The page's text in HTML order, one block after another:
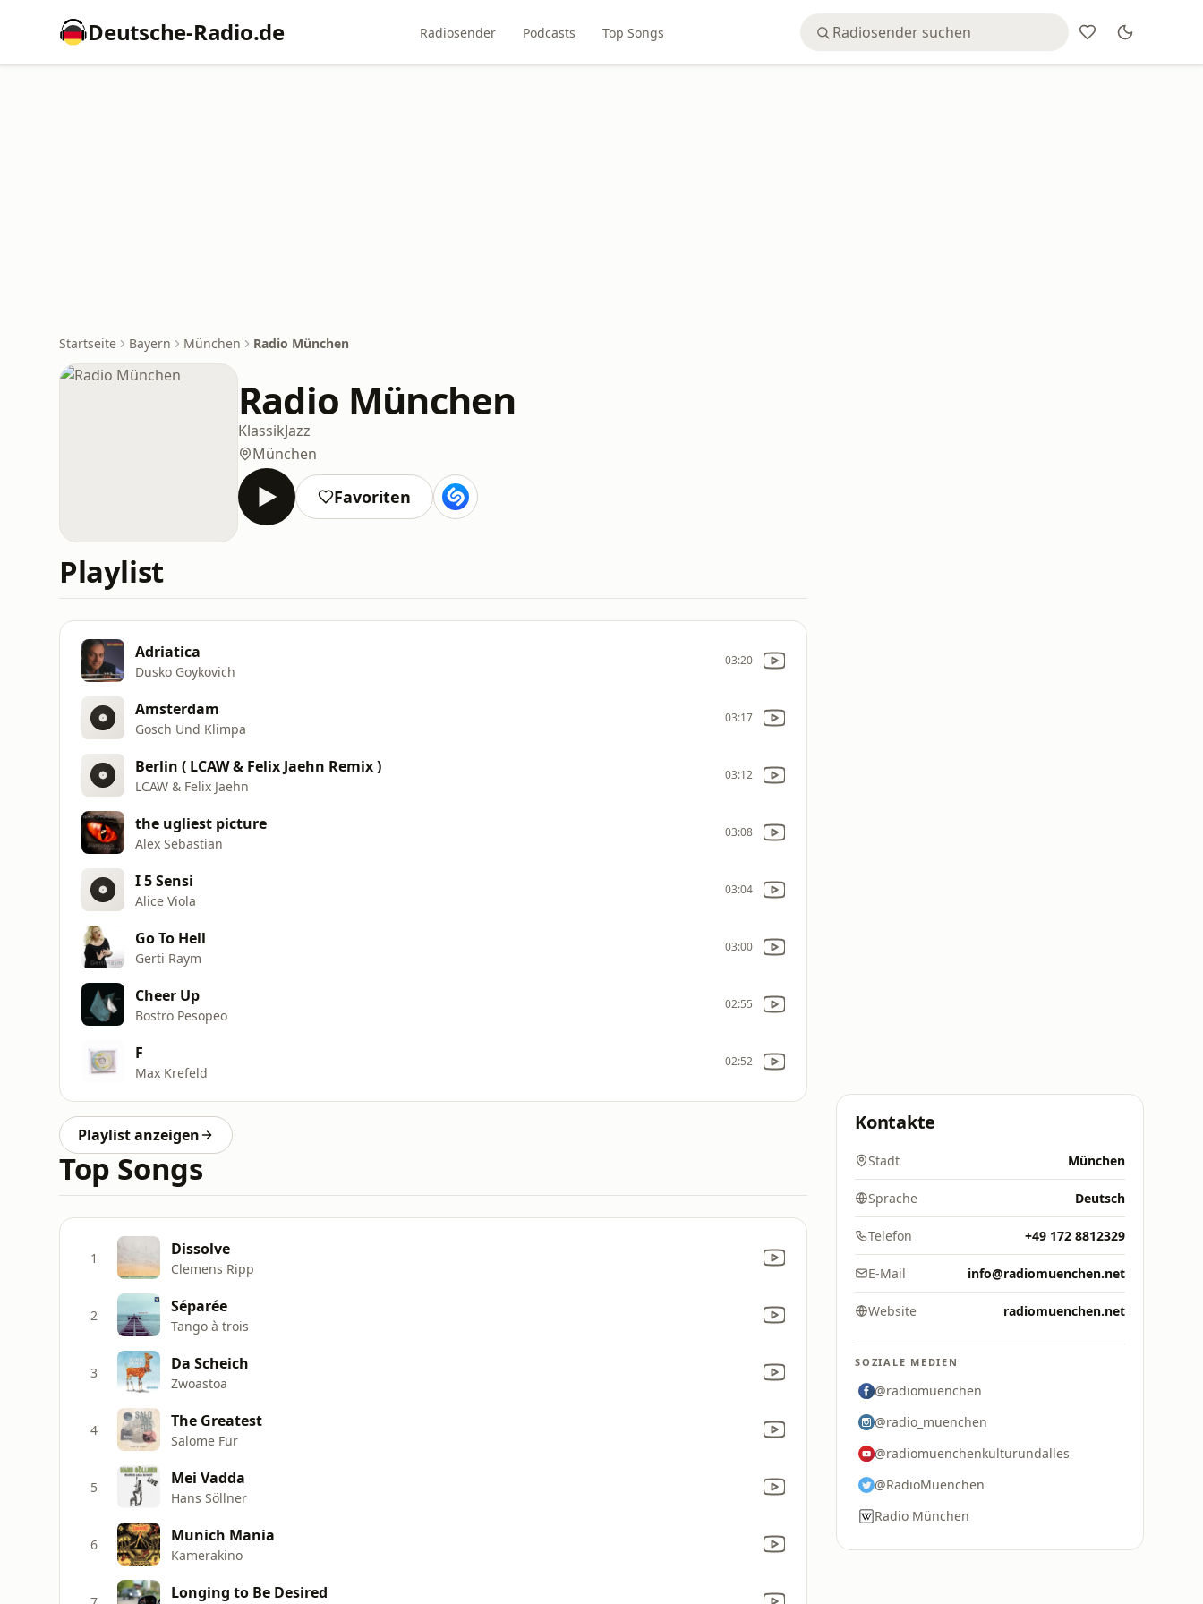
Deutsche-Radio.de Radiosender Podcasts Top Songs
Startseite Bayern München Radio München
Radio München
KlassikJazz
München
Favoriten
Playlist
Adriatica
Dusko Goykovich
03:20
Amsterdam
Gosch Und Klimpa
03:17
Berlin ( LCAW & Felix Jaehn Remix )
LCAW & Felix Jaehn
03:12
the ugliest picture
Alex Sebastian
03:08
I 5 Sensi
Alice Viola
03:04
Go To Hell
Gerti Raym
03:00
Cheer Up
Bostro Pesopeo
02:55
F
Max Krefeld
02:52
Playlist anzeigen
Top Songs
1 Dissolve
Clemens Ripp
2 Séparée
Tango à trois
3 Da Scheich
Zwoastoa
4 The Greatest
Salome Fur
5 Mei Vadda
Hans Söllner
6 Munich Mania
Kamerakino
Longing to Be Desired
Kontakte
Stadt München
Sprache Deutsch
Telefon +49 172 8812329
E-Mail info@radiomuenchen.net
Website radiomuenchen.net
SOZIALE MEDIEN
@radiomuenchen
@radio_muenchen
@radiomuenchenkulturundalles
@RadioMuenchen
Radio München